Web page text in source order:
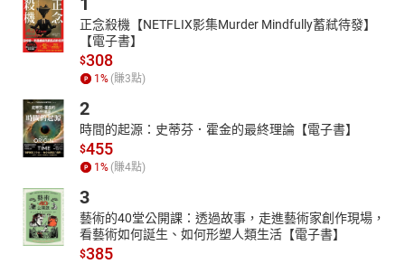
正念殺機【NETFLIX影集Murder Mindfully蓄弒待發】
【電子書】
$308
1 % (賺3點)
2
時間的起源：史蒂芬．霍金的最終理論【電子書】
$455
1 % (賺4點)
3
藝術的40堂公開課：透過故事，走進藝術家創作現場，
看藝術如何誕生、如何形塑人類生活【電子書】
$385